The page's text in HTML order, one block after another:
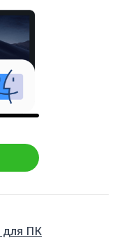
для ПК